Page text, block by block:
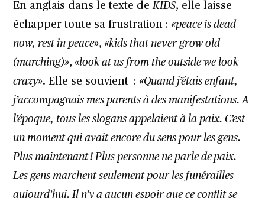
En anglais dans le texte deKIDS, elle laisse
échapper toute sa frustration : «peace is dead
now, rest in peace», «kids that never grow old
(marching)», «look at us from the outside we look
crazy». Elle se souvient : «Quand j’étais enfant,
j’accompagnais mes parents à des manifestations. A
l’époque, tous les slogans appelaient à la paix. C’est
un moment qui avait encore du sens pour les gens.
Plus maintenant ! Plus personne ne parle de paix.
Les gens marchent seulement pour les funérailles
aujourd’hui. Il n’y a aucun espoir que ce conflit se